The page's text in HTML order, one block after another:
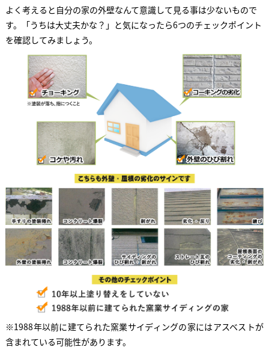
よく考えると自分の家の外壁なんて意識して見る事は少ないもので
す。
「うちは大丈夫かな？」と気になったら6つのチェックポイント
を確認してみましょう。
※1988年以前に建てられた窯業サイディングの家にはアスベストが
含まれている可能性があります。